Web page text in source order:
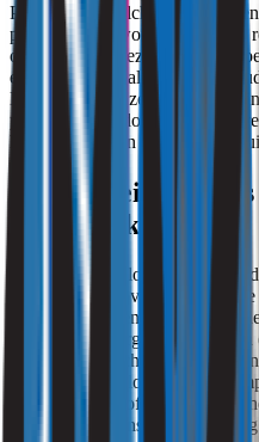
PVC (Polyvinylchloride) vloeren
populariteit gewonnen in zowel
omgevingen. Deze kunststof
eenvoudige installatie,
Bovendien zijn ze verkrijgbaar
patronen, waardoor ze een
huiseigenaren en zakelijke
Keurmerken
Hoewel PVC-vloeren veel
bezorgdheden over de
mee kunnen brengen. Een van
van vluchtige organische
VOS kunnen schadelijk zijn
bij langdurige blootstelling.
luchtwegen, hoofdpijn,
optreden bij mensen die